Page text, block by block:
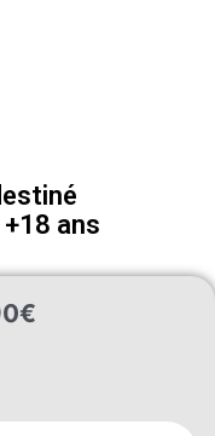
ans
€